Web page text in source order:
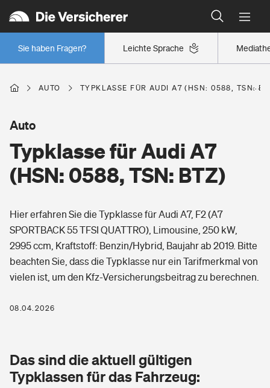
Leichte Sprache
Sie haben Fragen?
Wer versichert was: Jetzt Versicherer finden
Regionalklassen: So ist Ihre Region eingestuft
Wer versichert was: Jetzt Versicherer finden
Berufsunfähigkeitsversicherung
Erwerbsunfähigkeitsversicherung
Grundfähigkeitsversicherung
Arbeitsrechtsschutz
Berufshaftpflichtversicherung
Zur Übersicht
Tools
Wohnen
Glasversicherung
Freizeit
Pri­vate Haft­pflicht­
Kinderunfall­ver­si­che­rung
Gesundheit
Private Krankenversicherung
Dread-Disease-Versicherung
AUTO TYPKLASSE FÜR AUDI A7 (HSN: 0588, TSN:
Typklasse für Audi A7
(HSN: 0588, TSN: BTZ)
Auto
Hier erfahren Sie die Typklasse für Audi A7, F2 (A7
SPORTBACK 55 TFSI QUATTRO), Limousine, 250 kW,
2995 ccm, Kraftstoff: Benzin/Hybrid, Baujahr ab 2019. Bitte
beachten Sie, dass die Typklasse nur ein Tarifmerkmal von
vielen ist, um den Kfz-Versicherungsbeitrag zu berechnen.
08.04.2026
Das sind die aktuell gültigen
Typklassen für das Fahrzeug: